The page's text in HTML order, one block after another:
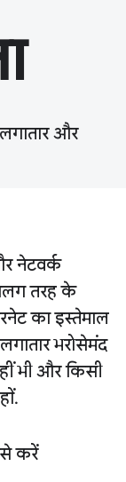
लगातार और
नेटवर्क
तरह के
का इस्तेमाल
भरोसेमंद
भी और किसी
करें